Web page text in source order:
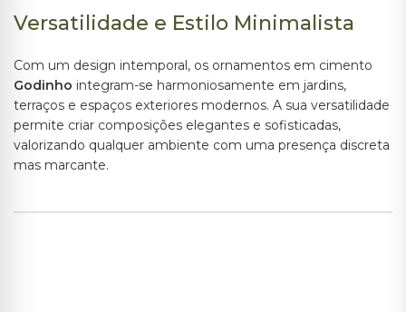
Versatilidade e Estilo Minimalista
Com um design intemporal, os ornamentos em cimento
Godinho integram-se harmoniosamente em jardins,
terraços e espaços exteriores modernos. A sua versatilidade
permite criar composições elegantes e sofisticadas,
valorizando qualquer ambiente com uma presença discreta
mas marcante.